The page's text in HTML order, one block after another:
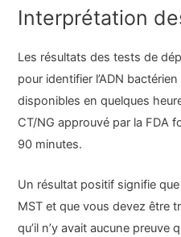
Interprétation
Les résultats des tests de
pour identifier l’ADN
disponibles en quelques
CT/NG approuvé par la FDA
90 minutes.
Un résultat positif signifie
MST et que vous devez être
qu’il n’y avait aucune preuve